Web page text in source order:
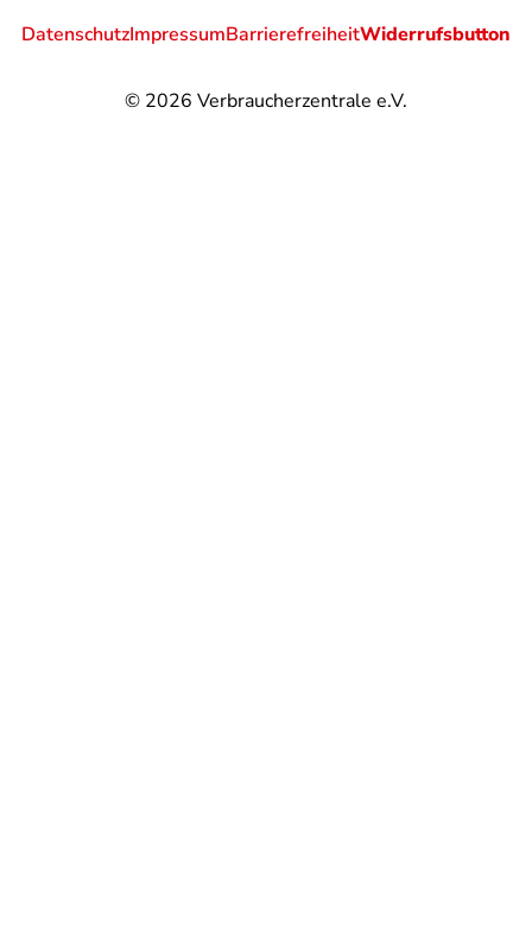
© 2026 Verbraucherzentrale e.V.
DatenschutzImpressumBarrierefreiheitWiderrufsbutton